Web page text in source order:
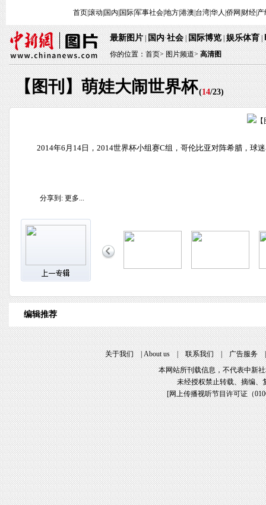
首页|滚动 国内 国际|军事社会|地方|港澳 台湾|华人 侨网 财经| 产
最新图片|国内·社会|国际博览|娱乐体育|
你的位置：首页>图片频道> 高清图
【图刊】萌娃大闹世界杯(14/23)
2014年6月14日，2014世界杯小组赛C组，哥伦比亚对阵希腊，球
分享到: 更多...
编辑推荐
关于我们|About us|联系我们|广告服务
本网站所刊载信息，不代表中新
未经授权禁止转载、摘编、
[网上传播视听节目许可证（